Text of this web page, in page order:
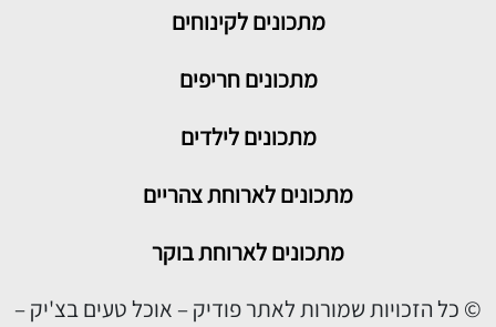
מתכונים לקינוחים
מתכונים חריפים
מתכונים לילדים
מתכונים לארוחת צהריים
מתכונים לארוחת בוקר
© כל הזכויות שמורות לאתר פודיק – אוכל טעים בצ'יק –